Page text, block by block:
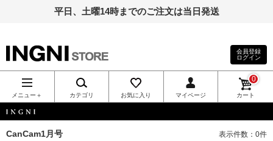
平日、土曜14時までのご注文は当日発送
INGNI（イン
グ）公式通
販｜INGNI
会員登録
ログイン
メニュー＋ カテゴリ お気に入り マイページ カート
0
CanCam1月号 表示件数：0件